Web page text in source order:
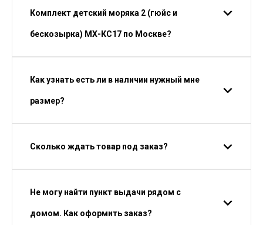
Комплект детский моряка 2 (гюйс и
бескозырка) МХ-КС17 по Москве?
Как узнать есть ли в наличии нужный мне
размер?
Сколько ждать товар под заказ?
Не могу найти пункт выдачи рядом с
домом. Как оформить заказ?